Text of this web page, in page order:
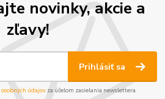
novinky, akcie a
zľavy!
Prihlásiť sa
údajov za účelom zasielania newslettera.